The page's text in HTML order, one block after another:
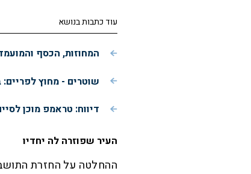
עוד כתבות בנושא
המחוזות, הכסף
שוטרים - מחוץ לפריים:
דיווח: טראמפ מוכן
העיר שפוזרה לה יחדיו
ההחלטה על החזרת